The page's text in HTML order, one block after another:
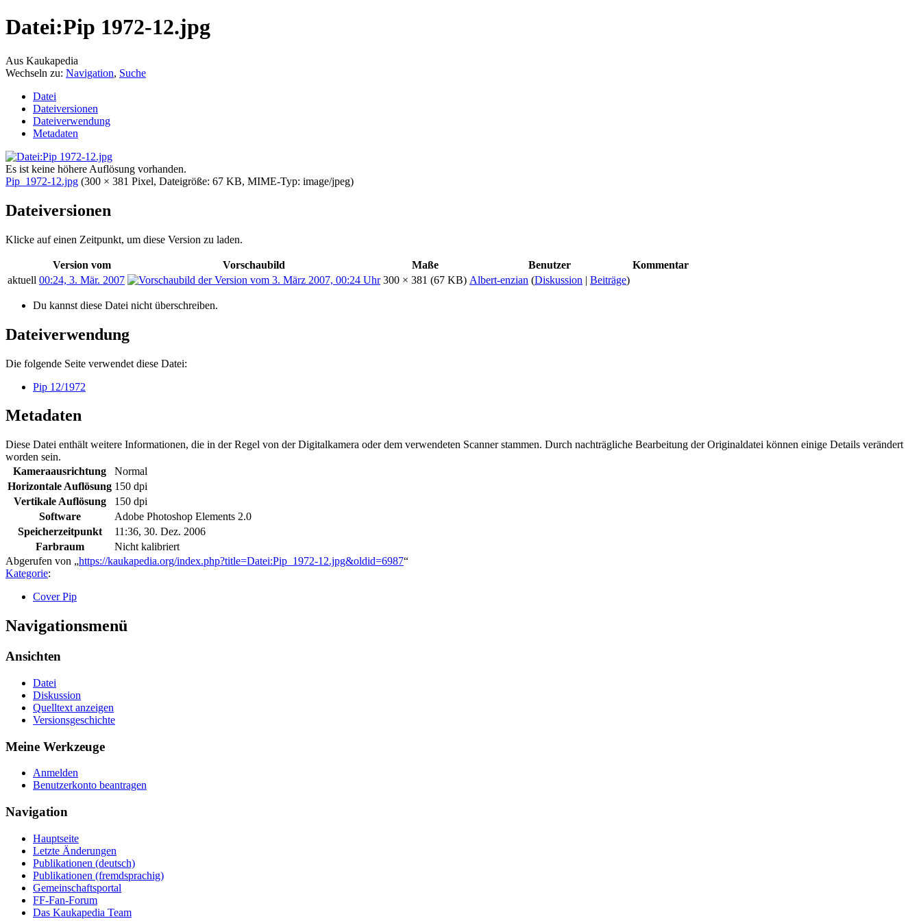
Datei:Pip 1972-12.jpg
Aus Kaukapedia
Wechseln zu: Navigation, Suche
Datei
Dateiversionen
Dateiverwendung
Metadaten
Es ist keine höhere Auflösung vorhanden.
Pip_1972-12.jpg (300 × 381 Pixel, Dateigröße: 67 KB, MIME-Typ: image/jpeg)
Dateiversionen
Klicke auf einen Zeitpunkt, um diese Version zu laden.
Version vom Vorschaubild Maße Benutzer
Kommentar
aktuell 00:24, 3. Mär. 2007 300 × 381 (67 KB) Albert-enzian (Diskussion | Beiträge)
Du kannst diese Datei nicht überschreiben.
Dateiverwendung
Die folgende Seite verwendet diese Datei:
Pip 12/1972
Metadaten
Diese Datei enthält weitere Informationen, die in der Regel von der Digitalkamera oder dem verwendeten Scanner stammen. Durch nachträgliche Bearbeitung der Originaldatei können einige Details verändert
worden sein.
Kameraausrichtung
Normal
Horizontale Auflösung 150 dpi
Vertikale Auflösung
150 dpi
Software
Adobe Photoshop Elements 2.0
Speicherzeitpunkt
11:36, 30. Dez. 2006
Farbraum
Nicht kalibriert
Abgerufen von „https://kaukapedia.org/index.php?title=Datei:Pip_1972-12.jpg&oldid=6987“
Kategorie:
Cover Pip
Navigationsmenü
Ansichten
Datei
Diskussion
Quelltext anzeigen
Versionsgeschichte
Meine Werkzeuge
Anmelden
Benutzerkonto beantragen
Navigation
Hauptseite
Letzte Änderungen
Publikationen (deutsch)
Publikationen (fremdsprachig)
Gemeinschaftsportal
FF-Fan-Forum
Das Kaukapedia Team